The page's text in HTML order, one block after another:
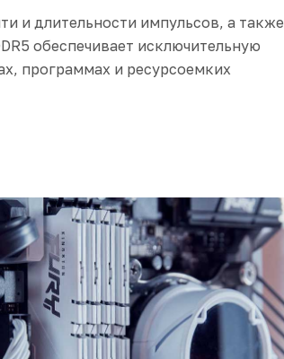
и длительности импульсов, а также
обеспечивает исключительную
программах и ресурсоемких